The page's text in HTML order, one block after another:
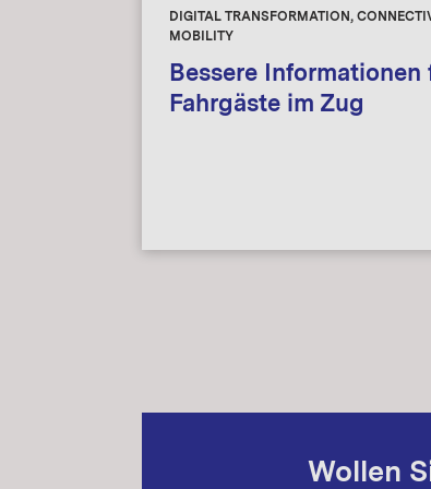
DIGITAL TRANSFORMATION,
MOBILITY
Bessere Informationen
Fahrgäste im Zug
Wollen